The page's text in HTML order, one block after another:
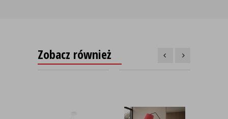
Zobacz również